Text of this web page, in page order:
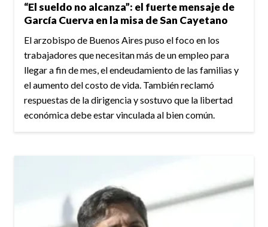
“El sueldo no alcanza”: el fuerte mensaje de
García Cuerva en la misa de San Cayetano
El arzobispo de Buenos Aires puso el foco en los
trabajadores que necesitan más de un empleo para
llegar a fin de mes, el endeudamiento de las familias y
el aumento del costo de vida. También reclamó
respuestas de la dirigencia y sostuvo que la libertad
económica debe estar vinculada al bien común.